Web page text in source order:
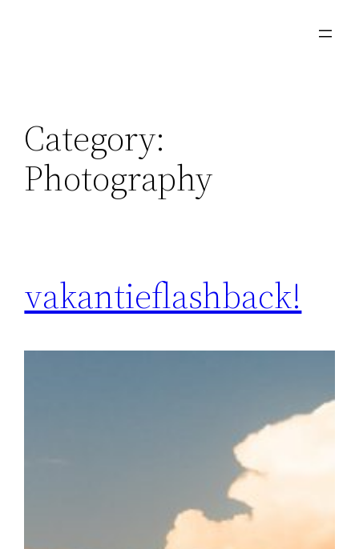
Category:
Photography
vakantieflashback!